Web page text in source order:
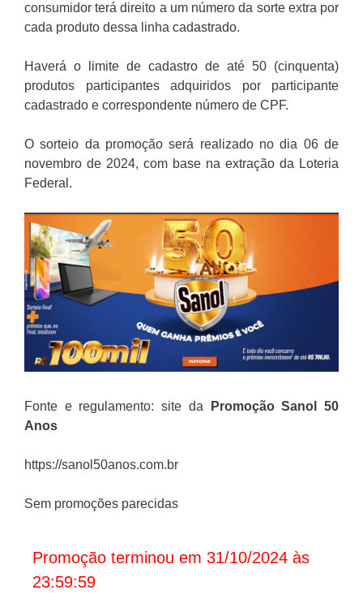
consumidor terá direito a um número da sorte extra por
cada produto dessa linha cadastrado.
Haverá o limite de cadastro de até 50 (cinquenta)
produtos participantes adquiridos por participante
cadastrado e correspondente número de CPF.
O sorteio da promoção será realizado no dia 06 de
novembro de 2024, com base na extração da Loteria
Federal.
Fonte e regulamento: site da
Promoção Sanol 50
Anos
https://sanol50anos.com.br
Sem promoções parecidas
Promoção terminou em 31/10/2024 às
23:59:59